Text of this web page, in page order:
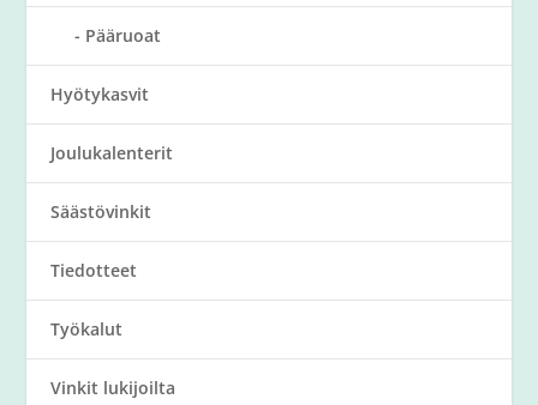
Pääruoat
Hyötykasvit
Joulukalenterit
Säästövinkit
Tiedotteet
Työkalut
Vinkit lukijoilta